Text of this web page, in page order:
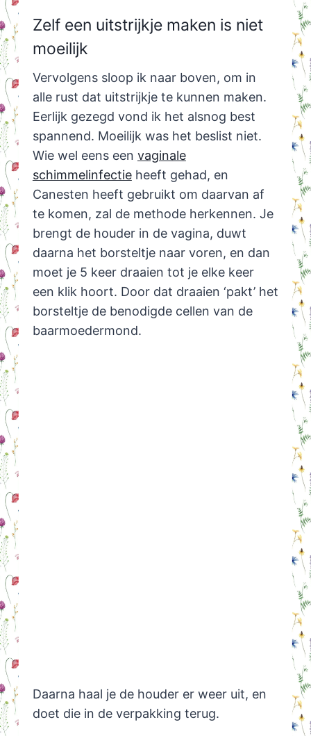
Zelf een uitstrijkje maken is niet
moeilijk
Vervolgens sloop ik naar boven, om in
alle rust dat uitstrijkje te kunnen maken.
Eerlijk gezegd vond ik het alsnog best
spannend. Moeilijk was het beslist niet.
Wie wel eens een vaginale
schimmelinfectieheeft gehad, en
Canesten heeft gebruikt om daarvan af
te komen, zal de methode herkennen. Je
brengt de houder in de vagina, duwt
daarna het borsteltje naar voren, en dan
moet je 5 keer draaien tot je elke keer
een klik hoort. Door dat draaien ‘pakt’ het
borsteltje de benodigde cellen van de
baarmoedermond.
Daarna haal je de houder er weer uit, en
doet die in de verpakking terug.